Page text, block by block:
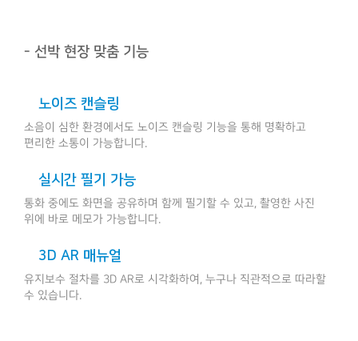
- 선박 현장 맞춤 기능
노이즈 캔슬링
소음이 심한 환경에서도 노이즈 캔슬링 기능을 통해 명확하고
편리한 소통이 가능합니다.
실시간 필기 가능
통화 중에도 화면을 공유하며 함께 필기할 수 있고,촬영한 사진
위에 바로 메모가 가능합니다.
3D AR 매뉴얼
유지보수 절차를 3D AR로 시각화하여,누구나 직관적으로 따라할
수 있습니다.